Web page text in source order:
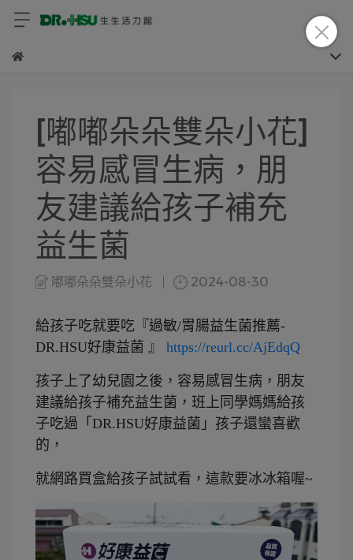
[嘟嘟朵朵雙朵小花]
容易感冒生病，朋
友建議給孩子補充
益生菌
嘟嘟朵朵雙朵小花 2024-08-30
給孩子吃就要吃『過敏/胃腸益生菌推薦-
DR.HSU好康益菌 』 https://reurl.cc/AjEdqQ
孩子上了幼兒園之後，容易感冒生病，朋友
建議給孩子補充益生菌，班上同學媽媽給孩
子吃過「DR.HSU好康益菌」孩子還蠻喜歡
的，
就網路買盒給孩子試試看，這款要冰冰箱喔~